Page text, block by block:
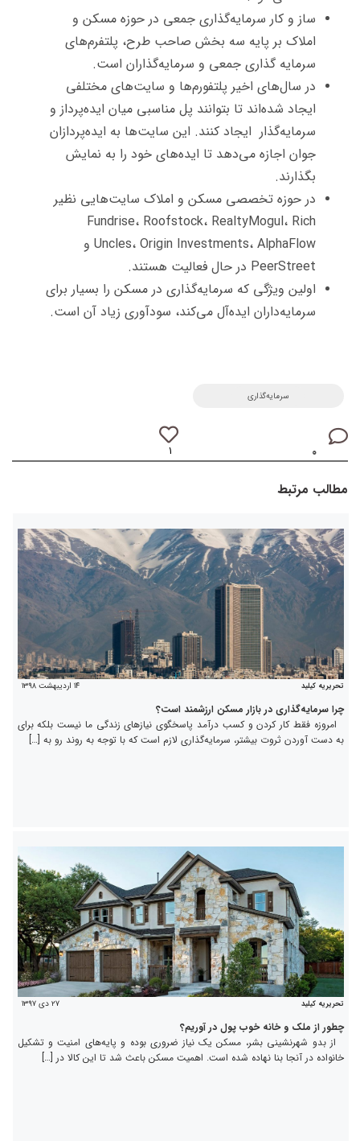
ساز و کار سرمایه‌گذاری جمعی در حوزه مسکن و
املاک بر پایه سه بخش صاحب طرح، پلتفرم‌های
سرمایه گذاری جمعی و سرمایه‌گذاران است.
در سال‌های اخیر پلتفورم‌ها و سایت‌های مختلفی
ایجاد شده‌اند تا بتوانند پل مناسبی میان ایده‌پرداز و
سرمایه‌گذار ایجاد کنند. این سایت‌ها به ایده‌پردازان
جوان اجازه می‌دهد تا ایده‌های خود را به نمایش
بگذارند.
در حوزه تخصصی مسکن و املاک سایت‌هایی نظیر
Fundrise، Roofstock، RealtyMogul، Rich
Uncles، Origin Investments، AlphaFlow و
PeerStreet در حال فعالیت هستند.
اولین ویژگی که سرمایه‌گذاری در مسکن را بسیار برای
سرمایه‌داران ایده‌آل می‌کند، سودآوری زیاد آن است.
سرمایه‌گذاری
۰ ۱
مطالب مرتبط
تحریریه کیلید ۱۴ اردیبهشت ۱۳۹۸
چرا سرمایه‌گذاری در بازار مسکن ارزشمند است؟
امروزه فقط کار کردن و کسب درآمد پاسخگوی نیازهای زندگی ما نیست بلکه برای
به دست آوردن ثروت بیشتر، سرمایه‌گذاری لازم است که با توجه به روند رو به […]
تحریریه کیلید ۲۷ دی ۱۳۹۷
چطور از ملک و خانه خوب پول در آوریم؟
از بدو شهرنشینی بشر، مسکن یک نیاز ضروری بوده و پایه‌های امنیت و تشکیل
خانواده در آنجا بنا نهاده شده است. اهمیت مسکن باعث شد تا این کالا در […]